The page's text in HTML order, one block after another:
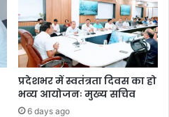
प्रदेशभर में स्वतंत्रता दिवस का हो
भव्य आयोजनः मुख्य सचिव
6 days ago